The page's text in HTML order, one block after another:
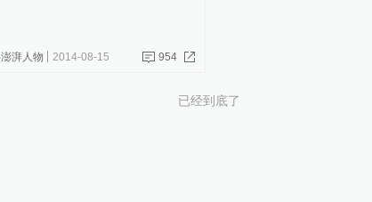
澎湃人物 2014-08-15 954
已经到底了